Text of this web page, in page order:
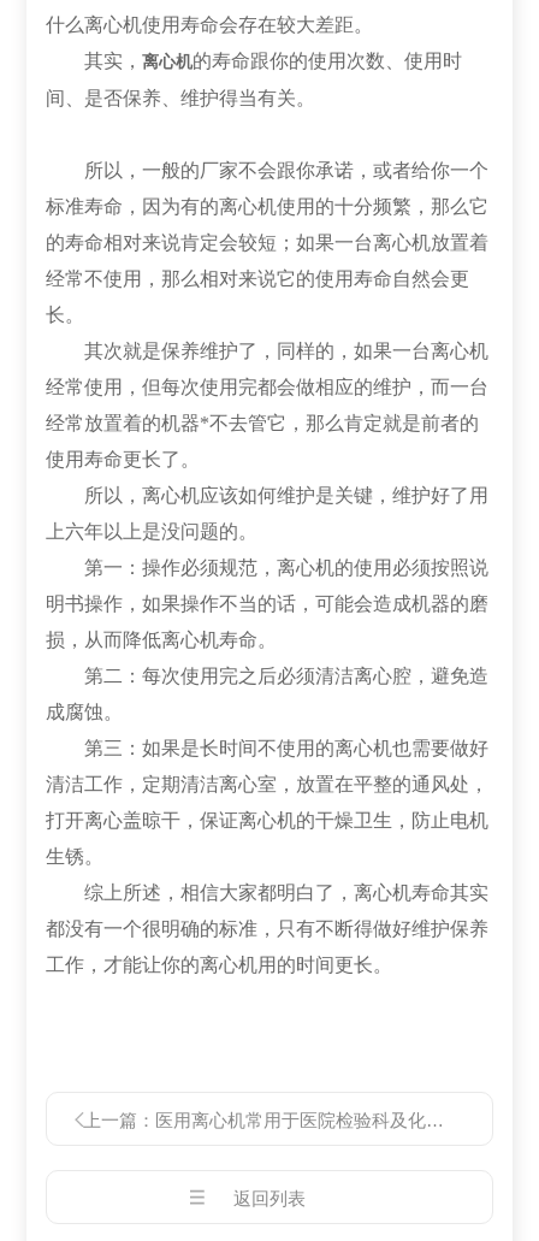
什么离心机使用寿命会存在较大差距。
其实，离心机的寿命跟你的使用次数、使用时
间、是否保养、维护得当有关。
所以，一般的厂家不会跟你承诺，或者给你一个
标准寿命，因为有的离心机使用的十分频繁，那么它
的寿命相对来说肯定会较短；如果一台离心机放置着
经常不使用，那么相对来说它的使用寿命自然会更
长。
其次就是保养维护了，同样的，如果一台离心机
经常使用，但每次使用完都会做相应的维护，而一台
经常放置着的机器*不去管它，那么肯定就是前者的
使用寿命更长了。
所以，离心机应该如何维护是关键，维护好了用
上六年以上是没问题的。
第一：操作必须规范，离心机的使用必须按照说
明书操作，如果操作不当的话，可能会造成机器的磨
损，从而降低离心机寿命。
第二：每次使用完之后必须清洁离心腔，避免造
成腐蚀。
第三：如果是长时间不使用的离心机也需要做好
清洁工作，定期清洁离心室，放置在平整的通风处，
打开离心盖晾干，保证离心机的干燥卫生，防止电机
生锈。
综上所述，相信大家都明白了，离心机寿命其实
都没有一个很明确的标准，只有不断得做好维护保养
工作，才能让你的离心机用的时间更长。
上一篇： 医用离心机常用于医院检验科及化验室
返回列表